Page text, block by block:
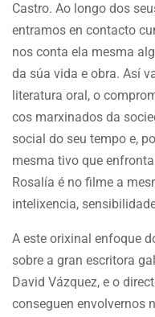
Castro. Ao longo dos
entramos en contacto
nos conta ela mesma
da súa vida e obra. Así
literatura oral, o
cos marxinados da
social do seu tempo e,
mesma tivo que
Rosalía é no filme a
intelixencia,
A este orixinal enfoque
sobre a gran escritora
David Vázquez, e o
conseguen envolvernos